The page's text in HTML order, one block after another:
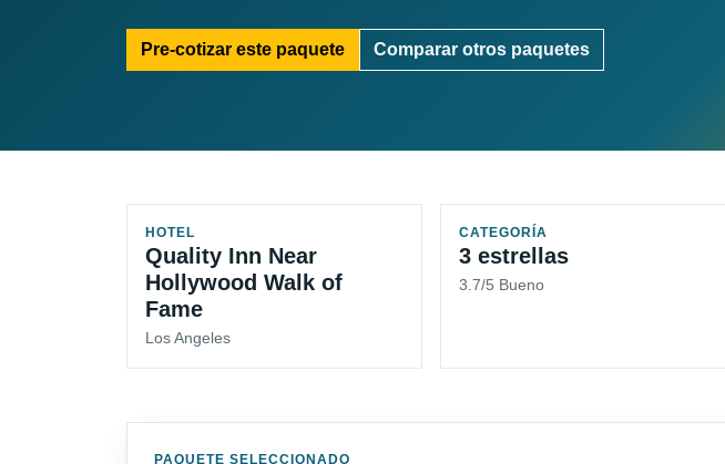
Pre-cotizar este paquete Comparar otros paquetes
HOTEL
Quality Inn Near
Hollywood Walk of
Fame
Los Angeles
CATEGORÍA
3 estrellas
3.7/5 Bueno
PAQUETE SELECCIONADO